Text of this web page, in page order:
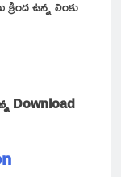
ఉన్న లింకు
Download